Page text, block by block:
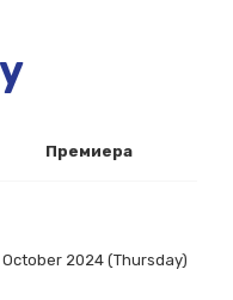
Премиера
October 2024 (Thursday)